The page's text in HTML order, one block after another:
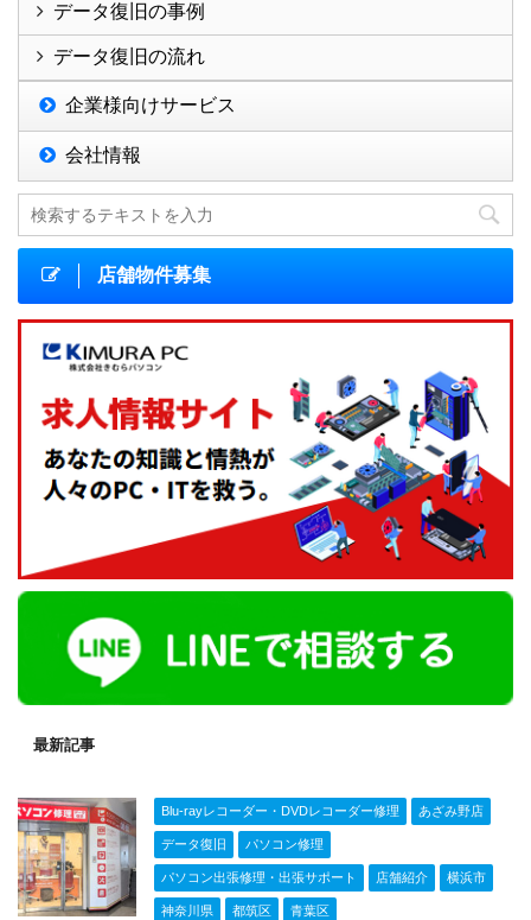
データ復旧の事例
データ復旧の流れ
企業様向けサービス
会社情報
店舗物件募集
最新記事
Blu-rayレコーダー・DVDレコーダー修理 あざみ野店
データ復旧 パソコン修理
パソコン出張修理・出張サポート 店舗紹介 横浜市
神奈川県 都筑区 青葉区